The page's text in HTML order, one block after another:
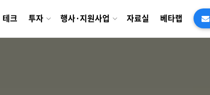
테크 투자 행사·지원사업 자료실 베타랩